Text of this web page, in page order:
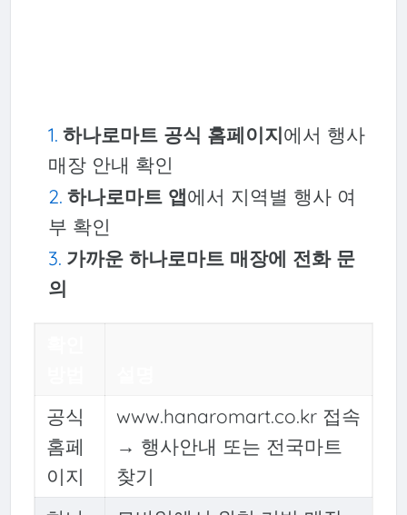
하나로마트 공식 홈페이지에서 행사
매장 안내 확인
하나로마트 앱에서 지역별 행사 여
부 확인
가까운 하나로마트 매장에 전화 문
의
공식
홈페
이지
www.hanaromart.co.kr 접속
→ 행사안내 또는 전국마트
찾기